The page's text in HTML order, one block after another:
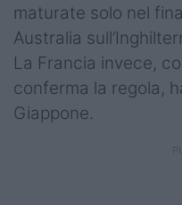
Super Rugby
Rugby in TV
Mercato
maturate solo nel
Australia
La Francia invece,
conferma la regola,
Giappone.